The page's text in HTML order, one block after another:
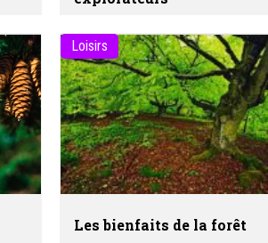
Loisirs
Les bienfaits de la forêt